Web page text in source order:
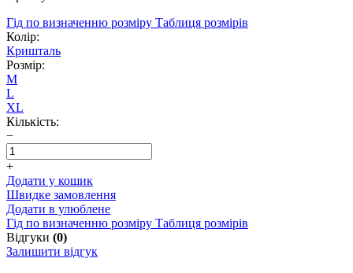
Гід по визначенню розміру Таблиця розмірів
Колір:
Кришталь
Розмір:
M
L
XL
Кількість:
−
+
Додати у кошик
Швидке замовлення
Додати в улюблене
Гід по визначенню розміру Таблиця розмірів
Відгуки (0)
Залишити відгук